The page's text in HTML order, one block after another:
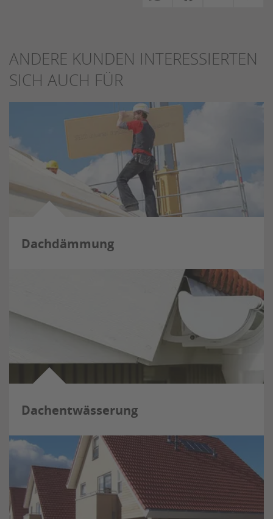
ANDERE KUNDEN INTERESSIERTEN
SICH AUCH FÜR
Dachdämmung
Dachentwässerung